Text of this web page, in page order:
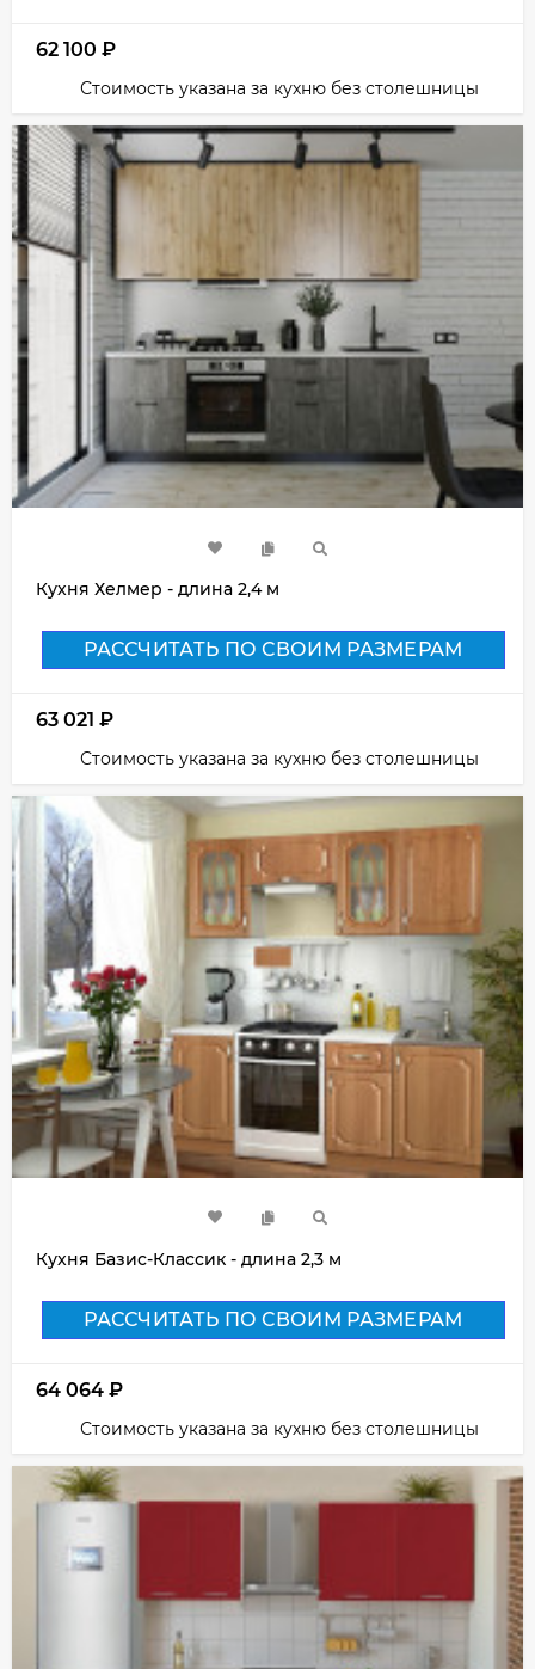
62 100 ₽
Стоимость указана за кухню без столешницы
Кухня Хелмер - длина 2,4 м
РАССЧИТАТЬ ПО СВОИМ РАЗМЕРАМ
63 021 ₽
Стоимость указана за кухню без столешницы
Кухня Базис-Классик - длина 2,3 м
РАССЧИТАТЬ ПО СВОИМ РАЗМЕРАМ
64 064 ₽
Стоимость указана за кухню без столешницы